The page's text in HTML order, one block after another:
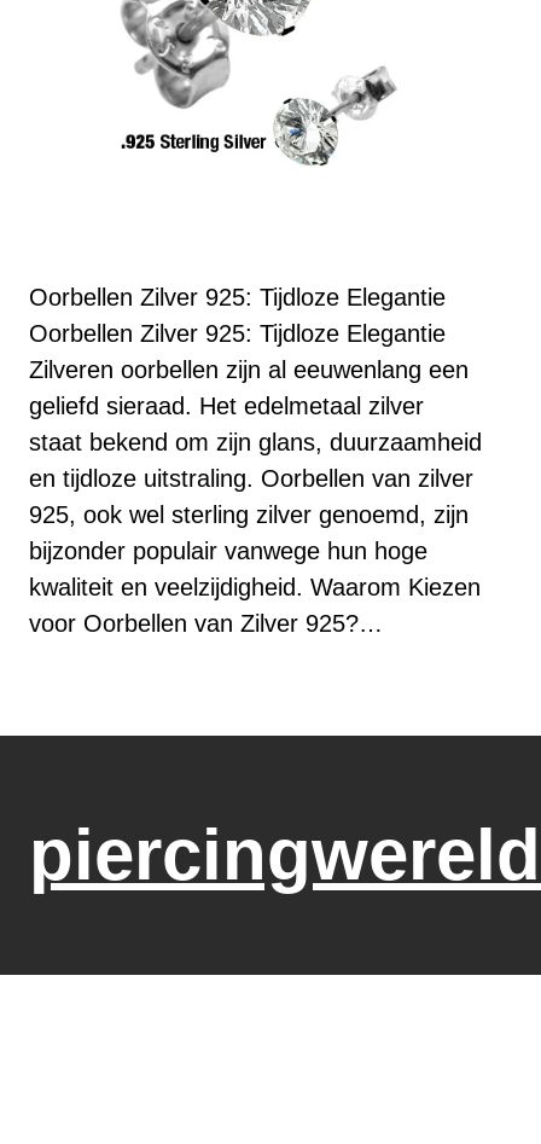
Oorbellen Zilver 925: Tijdloze Elegantie
Oorbellen Zilver 925: Tijdloze Elegantie
Zilveren oorbellen zijn al eeuwenlang een
geliefd sieraad. Het edelmetaal zilver
staat bekend om zijn glans, duurzaamheid
en tijdloze uitstraling. Oorbellen van zilver
925, ook wel sterling zilver genoemd, zijn
bijzonder populair vanwege hun hoge
kwaliteit en veelzijdigheid. Waarom Kiezen
voor Oorbellen van Zilver 925?…